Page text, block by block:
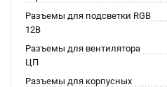
Разъемы для подсветки RGB
12В
Разъемы для вентилятора
ЦП
Разъемы для корпусных